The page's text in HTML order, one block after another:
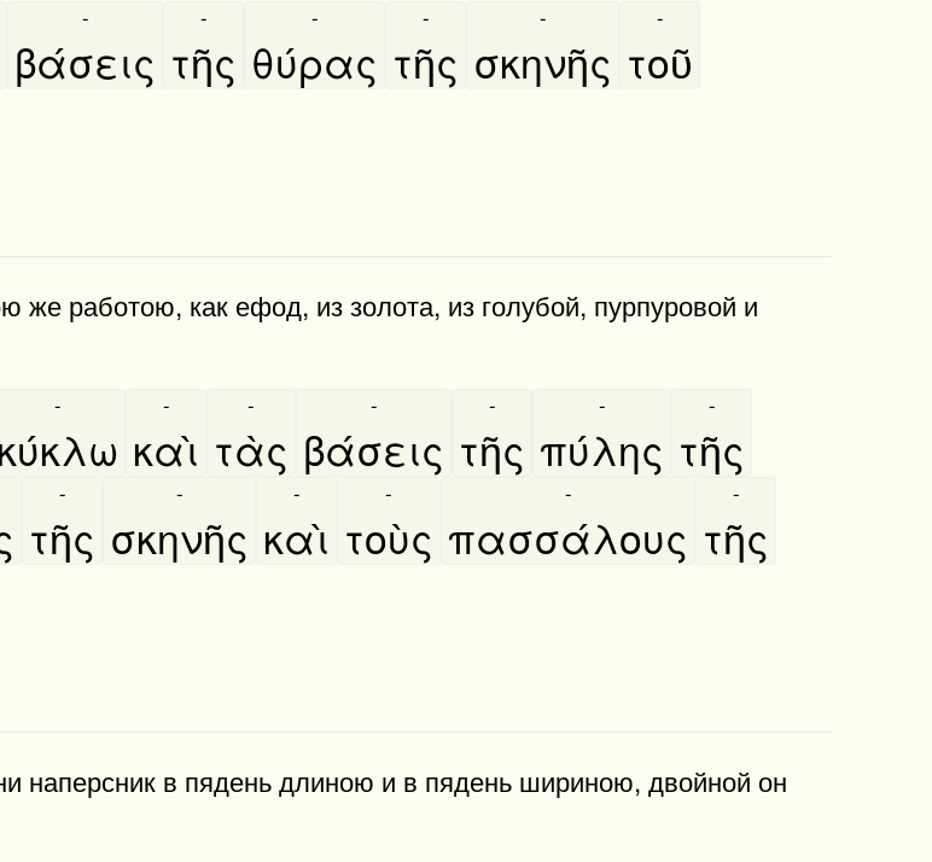
βάσεις
-
τῆς
-
θύρας
-
τῆς
-
σκηνῆς
-
τοῦ
-
же работою, как ефод, из золота, из голубой, пурпуровой и
κύκλω
-
καὶ
-
τὰς
-
βάσεις
-
τῆς
-
πύλης
-
τῆς
-
τῆς
-
σκηνῆς
-
καὶ
-
τοὺς
-
πασσάλους
-
τῆς
-
наперсник в пядень длиною и в пядень шириною, двойной он